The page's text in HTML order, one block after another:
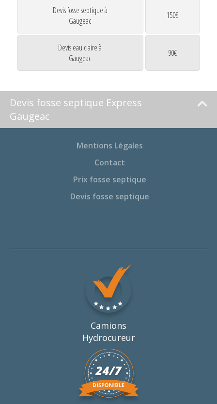
Devis fosse septique à
Gaugeac
150€
Devis eau claire à
Gaugeac
90€
Devis fosse septique Express
Gaugeac
Mentions Légales
Contact
Prix fosse septique
Devis fosse septique
Camions
Hydrocureur